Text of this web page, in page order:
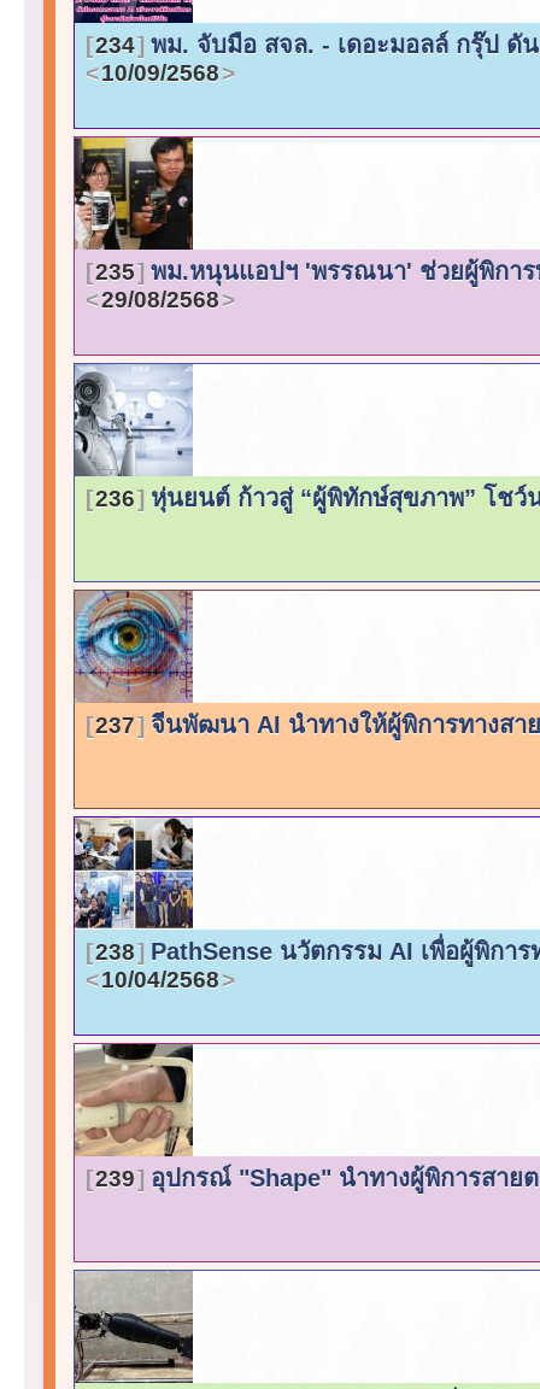
234 พม. จับมือ สจล. - เดอะมอลล์ กรุ๊ป ดั
10/09/2568
235 พม.หนุนแอปฯ 'พรรณนา' ช่วยผู้พิกา
29/08/2568
236 หุ่นยนต์ ก้าวสู่ “ผู้พิทักษ์สุขภาพ” โช
237 จีนพัฒนา AI นำทางให้ผู้พิการทางสา
238 PathSense นวัตกรรม AI เพื่อผู้พิกา
10/04/2568
239 อุปกรณ์ "Shape" นำทางผู้พิการสาย